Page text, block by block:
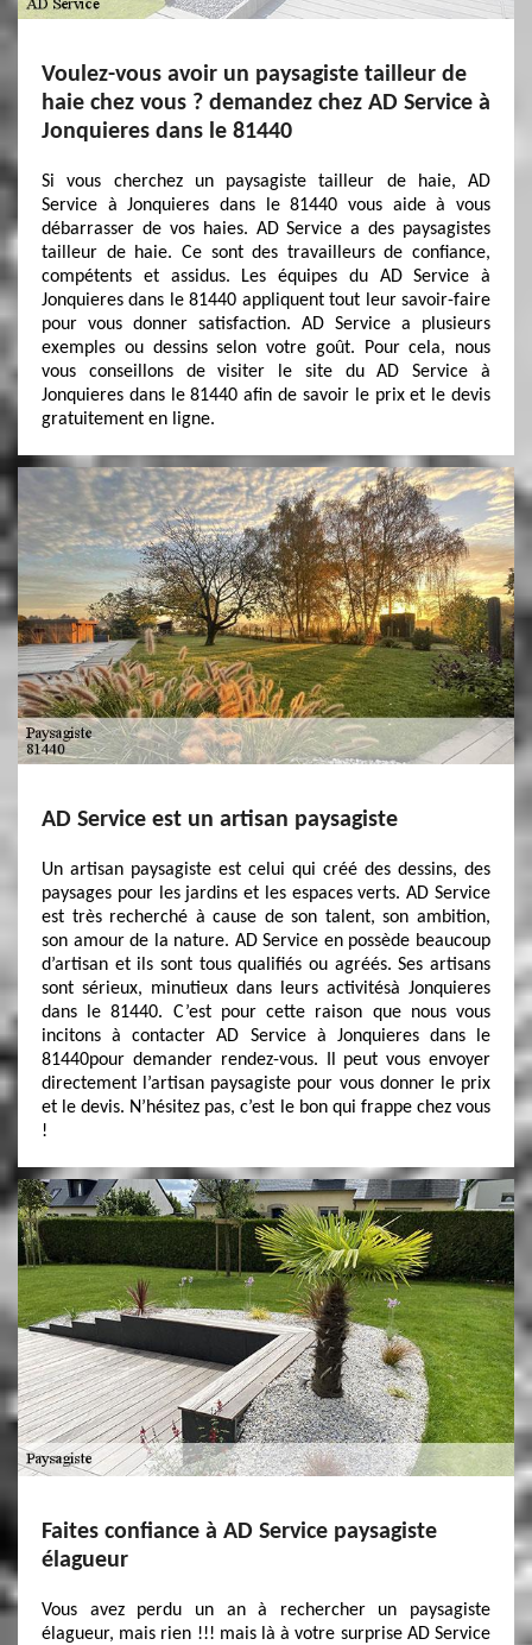
Voulez-vous avoir un paysagiste tailleur de
haie chez vous ? demandez chez AD Service à
Jonquieres dans le 81440
Si vous cherchez un paysagiste tailleur de haie, AD
Service à Jonquieres dans le 81440 vous aide à vous
débarrasser de vos haies. AD Service a des paysagistes
tailleur de haie. Ce sont des travailleurs de confiance,
compétents et assidus. Les équipes du AD Service à
Jonquieres dans le 81440 appliquent tout leur savoir-faire
pour vous donner satisfaction. AD Service a plusieurs
exemples ou dessins selon votre goût. Pour cela, nous
vous conseillons de visiter le site du AD Service à
Jonquieres dans le 81440 afin de savoir le prix et le devis
gratuitement en ligne.
AD Service est un artisan paysagiste
Un artisan paysagiste est celui qui créé des dessins, des
paysages pour les jardins et les espaces verts. AD Service
est très recherché à cause de son talent, son ambition,
son amour de la nature. AD Service en possède beaucoup
d’artisan et ils sont tous qualifiés ou agréés. Ses artisans
sont sérieux, minutieux dans leurs activitésà Jonquieres
dans le 81440. C’est pour cette raison que nous vous
incitons à contacter AD Service à Jonquieres dans le
81440pour demander rendez-vous. Il peut vous envoyer
directement l’artisan paysagiste pour vous donner le prix
et le devis. N’hésitez pas, c’est le bon qui frappe chez vous
!
Faites confiance à AD Service paysagiste
élagueur
Vous avez perdu un an à rechercher un paysagiste
élagueur, mais rien !!! mais là à votre surprise AD Service